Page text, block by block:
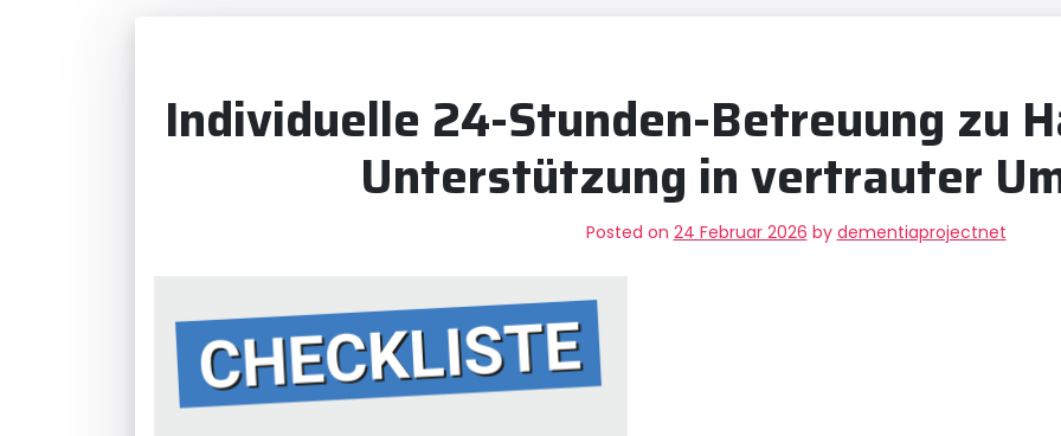
Individuelle 24-Stunden-Betreuung zu
Unterstützung in vertrauter
Posted on 24 Februar 2026 by dementiaprojectnet